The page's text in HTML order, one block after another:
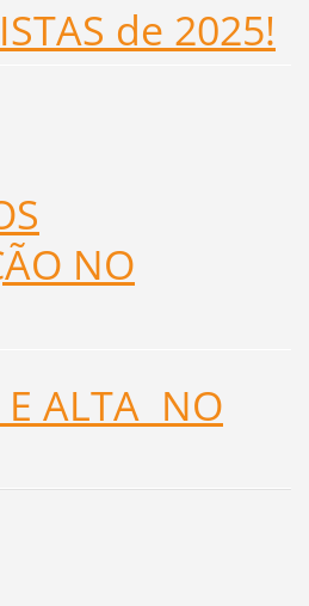
de 2025!
NO
E ALTA NO